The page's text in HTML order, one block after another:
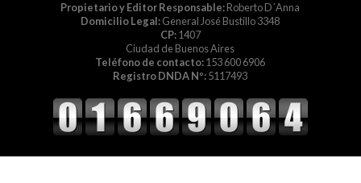
Propietario y Editor Responsable:Roberto D´Anna
Domicilio Legal:General José Bustillo 3348
CP:1407
Ciudad de Buenos Aires
Teléfono de contacto:153 600 6906
Registro DNDA Nº:5117493